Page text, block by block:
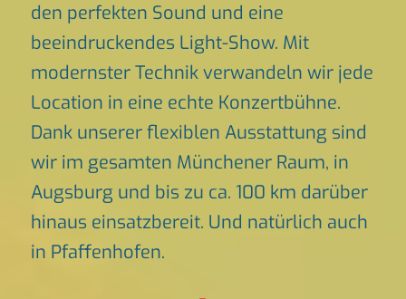
den perfekten Sound und eine
beeindruckendes Light-Show. Mit
modernster Technik verwandeln wir jede
Location in eine echte Konzertbühne.
Dank unserer flexiblen Ausstattung sind
wir im gesamten Münchener Raum, in
Augsburg und bis zu ca. 100 km darüber
hinaus einsatzbereit. Und natürlich auch
in Pfaffenhofen.